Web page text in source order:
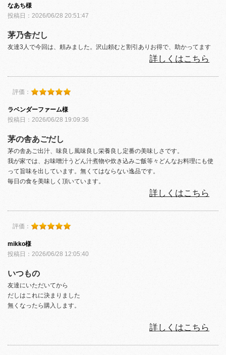
なあち様
投稿日：2026/06/28 20:51:47
茅乃舎だし
友達3人で今回は、頼みました。沢山頼むと割引ありお得で、助かってます
詳しくはこちら
評価：
ラベンダーファーム様
投稿日：2026/06/28 19:09:36
茅の舎あごだし
茅の舎あご出汁、味良し風味良し栄養良し定番の美味しさです。
我が家では、お味噌汁うどん汁煮物や炊き込みご飯等々どんなお料理にも使
って旨味を出しています。無くてはならない逸品です。
毎日の食を美味しく頂いています。
詳しくはこちら
評価：
mikko様
投稿日：2026/06/28 12:05:40
いつもの
友達にいただいてから
だしはこれに決まりました
無くなったら購入します。
詳しくはこちら